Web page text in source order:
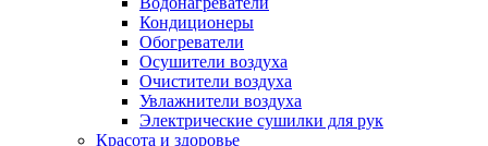
Кондиционеры
Обогреватели
Осушители воздуха
Очистители воздуха
Увлажнители воздуха
Электрические сушилки для рук
Красота и здоровье